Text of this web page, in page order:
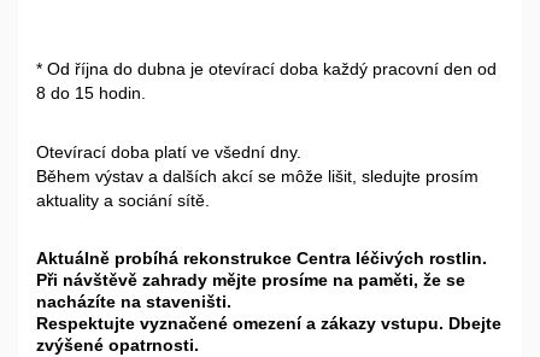
* Od října do dubna je otevírací doba každý pracovní den od
8 do 15 hodin.
Otevírací doba platí ve všední dny.
Během výstav a dalších akcí se môže lišit, sledujte prosím
aktuality a sociání sítě.
Aktuálně probíhá rekonstrukce Centra léčivých rostlin.
Při návštěvě zahrady mějte prosíme na paměti, že se
nacházíte na staveništi.
Respektujte vyznačené omezení a zákazy vstupu. Dbejte
zvýšené opatrnosti.